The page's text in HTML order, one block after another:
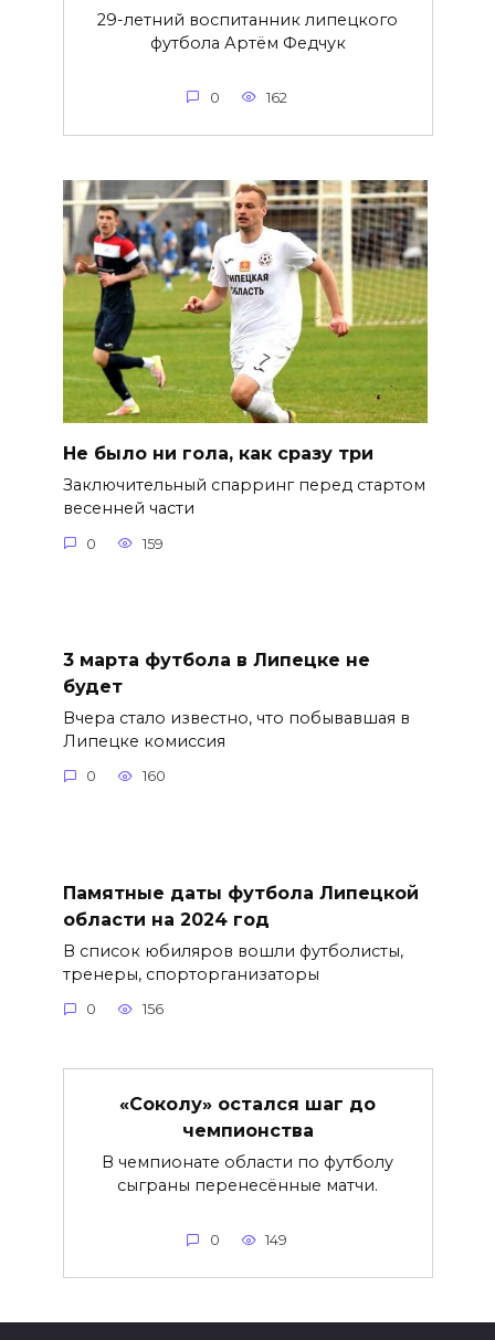
29-летний воспитанник липецкого
футбола Артём Федчук
0 162
Не было ни гола, как сразу три
Заключительный спарринг перед стартом
весенней части
0 159
3 марта футбола в Липецке не
будет
Вчера стало известно, что побывавшая в
Липецке комиссия
0 160
Памятные даты футбола Липецкой
области на 2024 год
В список юбиляров вошли футболисты,
тренеры, спорторганизаторы
0 156
«Соколу» остался шаг до
чемпионства
В чемпионате области по футболу
сыграны перенесённые матчи.
0 149